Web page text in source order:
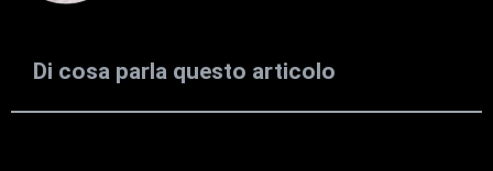
Di cosa parla questo articolo